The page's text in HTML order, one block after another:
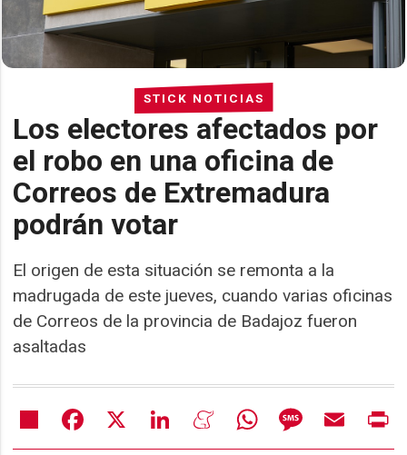
STICK NOTICIAS
Los electores afectados por
el robo en una oficina de
Correos de Extremadura
podrán votar
El origen de esta situación se remonta a la
madrugada de este jueves, cuando varias oficinas
de Correos de la provincia de Badajoz fueron
asaltadas
Share Facebook LinkedIn MeneameWhatsAppMessageEmail